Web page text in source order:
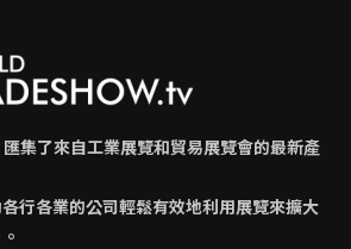
集了來自工業展覽和貿易展覽會的最新產
行各業的公司輕鬆有效地利用展覽來擴大